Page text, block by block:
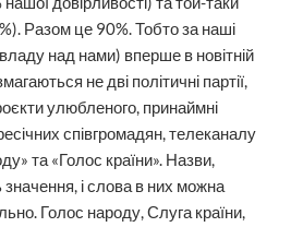
Разом це 90%. Тобто за наші
над нами) вперше в новітній
не дві політичні партії,
улюбленого, принаймні
співгромадян, телеканалу
та «Голос країни». Назви,
і слова в них можна
Голос народу, Слуга країни,